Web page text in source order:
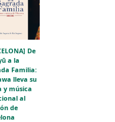
De
a la
Familia:
lleva su
y música
al
de